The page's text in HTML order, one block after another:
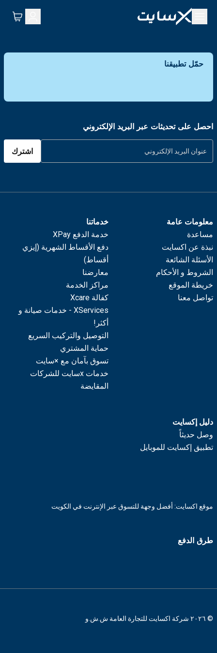
حمّل تطبيقنا
احصل على تحديثات عبر البريد الإلكتروني
اشترك
معلومات عامة
مساعدة
نبذة عن اكسايت
الأسئلة الشائعة
الشروط و الأحكام
خريطة الموقع
تواصل معنا
خدماتنا
خدمة الدفع XPay
دفع الأقساط الشهرية (إيزي
أقساط)
معارضنا
مراكز الخدمة
كفالة Xcare
XServices - خدمات صيانة و
أكثر!
التوصيل والتركيب السريع
حماية المشتري
تسوق بآمان مع ×سايت
خدمات xسايت للشركات
المقايضة
دليل إكسايت
وصل حديثاً
تطبيق إكسايت للموبايل
موقع اكسايت: أفضل وجهة للتسوق عبر الإنترنت في الكويت
طرق الدفع
© ٢٠٢٦ شركة اكسايت للتجارة العامة ش.ش.و